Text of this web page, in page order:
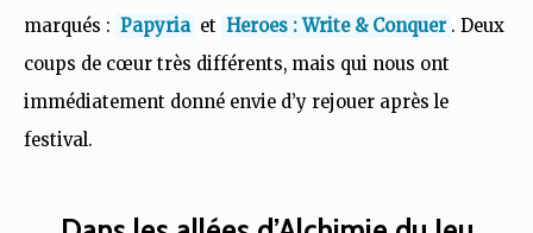
marqués : Papyria et Heroes : Write & Conquer . Deux
coups de cœur très différents, mais qui nous ont
immédiatement donné envie d’y rejouer après le
festival.